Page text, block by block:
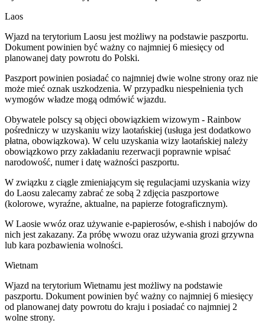
Laos
Wjazd na terytorium Laosu jest możliwy na podstawie paszportu.
Dokument powinien być ważny co najmniej 6 miesięcy od
planowanej daty powrotu do Polski.
Paszport powinien posiadać co najmniej dwie wolne strony oraz nie
może mieć oznak uszkodzenia. W przypadku niespełnienia tych
wymogów władze mogą odmówić wjazdu.
Obywatele polscy są objęci obowiązkiem wizowym - Rainbow
pośredniczy w uzyskaniu wizy laotańskiej (usługa jest dodatkowo
płatna, obowiązkowa). W celu uzyskania wizy laotańskiej należy
obowiązkowo przy zakładaniu rezerwacji poprawnie wpisać
narodowość, numer i datę ważności paszportu.
W związku z ciągle zmieniającym się regulacjami uzyskania wizy
do Laosu zalecamy zabrać ze sobą 2 zdjęcia paszportowe
(kolorowe, wyraźne, aktualne, na papierze fotograficznym).
W Laosie wwóz oraz używanie e-papierosów, e-shish i nabojów do
nich jest zakazany. Za próbę wwozu oraz używania grozi grzywna
lub kara pozbawienia wolności.
Wietnam
Wjazd na terytorium Wietnamu jest możliwy na podstawie
paszportu. Dokument powinien być ważny co najmniej 6 miesięcy
od planowanej daty powrotu do kraju i posiadać co najmniej 2
wolne strony.